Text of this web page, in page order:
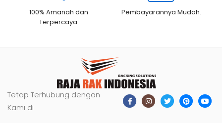
100% Amanah dan
Terpercaya.
Pembayarannya Mudah.
Tetap Terhubung dengan
Kami di